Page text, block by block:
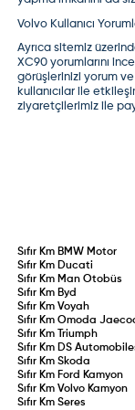
Volvo Kullanıcı
Ayrıca sitemiz
XC90 yorumlarını
görüşlerinizi yorum
kullanıcılar ile
ziyaretçilerimiz ile
Sıfır Km BMW Motor
Sıfır Km Ducati
Sıfır Km Man Otobüs
Sıfır Km Byd
Sıfır KmVoyah
Sıfır KmOmoda
Sıfır Km
Triumph
Sıfır Km DS
Sıfır KmSkoda
Sıfır Km Ford Kamyon
Sıfır KmVolvo Kamyon
Sıfır KmSeres